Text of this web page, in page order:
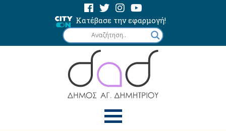
Κατέβασε την εφαρμογή!